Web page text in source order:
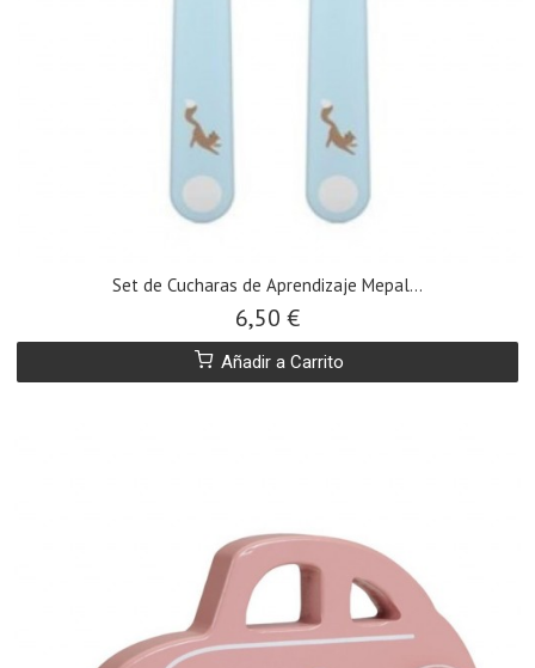
Set de Cucharas de Aprendizaje Mepal...
6,50 €
Añadir a Carrito